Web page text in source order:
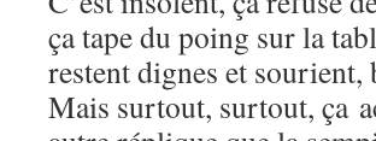
ça tape du poing sur la
restent dignes et
Mais surtout, surtout, ça